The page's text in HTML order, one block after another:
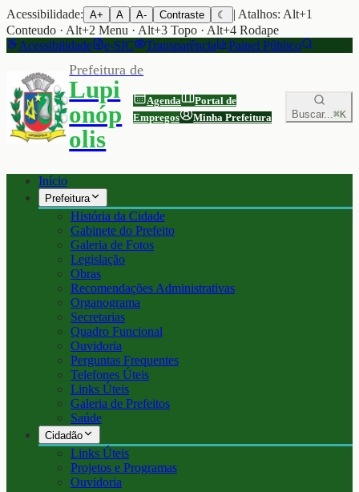
Acessibilidade: A+ A A- Contraste ☾
| Atalhos: Alt+1
Conteudo · Alt+2 Menu · Alt+3 Topo · Alt+4 Rodape
Acessibilidade
e-SIC Transparência Painel Público
Prefeitura de
Lupi
onóp
olis
Agenda
Portal de
Empregos
Minha Prefeitura Buscar...⌘K
Início
Prefeitura
História da Cidade
Gabinete do Prefeito
Galeria de Fotos
Legislação
Obras
Recomendações Administrativas
Organograma
Secretarias
Quadro Funcional
Ouvidoria
Perguntas Frequentes
Telefones Úteis
Links Úteis
Galeria de Prefeitos
Saúde
Cidadão
Links Úteis
Projetos e Programas
Ouvidoria